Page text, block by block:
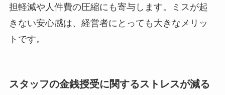
担軽減や人件費の圧縮にも寄与します。ミスが起
きない安心感は、経営者にとっても大きなメリッ
トです。
スタッフの金銭授受に関するストレスが減る